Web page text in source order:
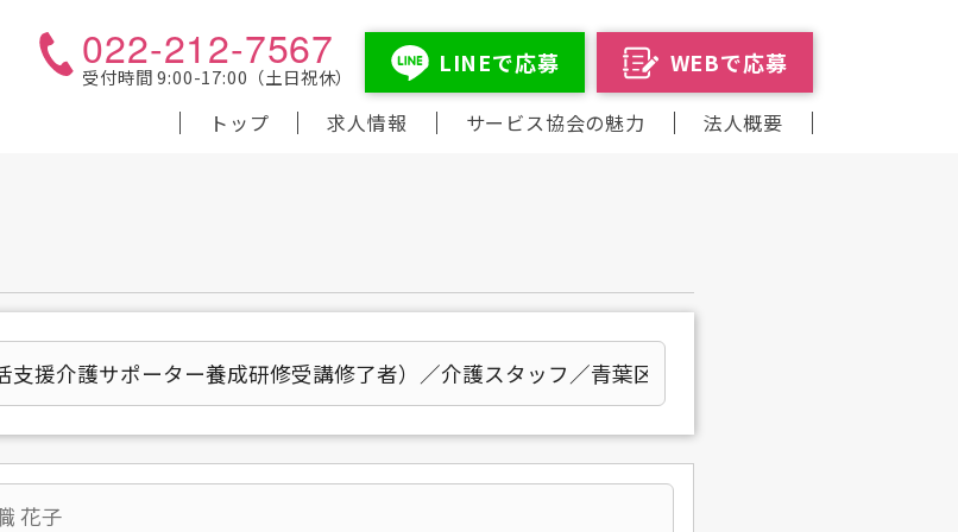
022-212-7567
受付時間 9:00-17:00（土日祝休） LINEで応募 WEBで応募
トップ 求人情報 サービス協会の魅力 法人概要